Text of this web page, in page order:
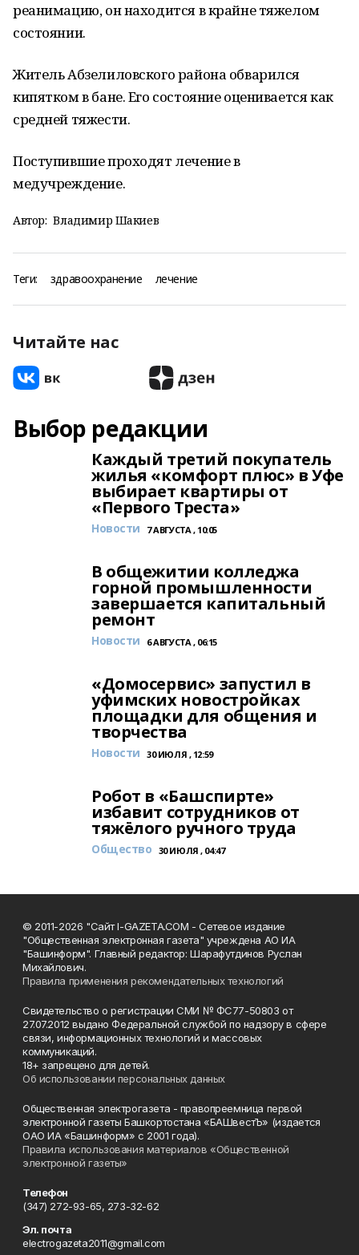
реанимацию, он находится в крайне тяжелом
состоянии.
Житель Абзелиловского района обварился
кипятком в бане. Его состояние оценивается как
средней тяжести.
Поступившие проходят лечение в
медучреждение.
Автор: Владимир Шакиев
Теги: здравоохранение лечение
Читайте нас
Выбор редакции
Каждый третий покупатель
жилья «комфорт плюс» в Уфе
выбирает квартиры от
«Первого Треста»
Новости 7 АВГУСТА , 10:05
В общежитии колледжа
горной промышленности
завершается капитальный
ремонт
Новости 6 АВГУСТА , 06:15
«Домосервис» запустил в
уфимских новостройках
площадки для общения и
творчества
Новости 30 ИЮЛЯ , 12:59
Робот в «Башспирте»
избавит сотрудников от
тяжёлого ручного труда
Общество 30 ИЮЛЯ , 04:47
© 2011-2026 "Сайт I-GAZETA.COM - Сетевое издание
"Общественная электронная газета" учреждена АО ИА
"Башинформ". Главный редактор: Шарафутдинов Руслан
Михайлович.
Правила применения рекомендательных технологий
Свидетельство о регистрации СМИ № ФС77-50803 от
27.07.2012 выдано Федеральной службой по надзору в сфере
связи, информационных технологий и массовых
коммуникаций.
18+ запрещено для детей.
Об использовании персональных данных
Общественная электрогазета - правопреемница первой
электронной газеты Башкортостана «БАШвестЪ» (издается
ОАО ИА «Башинформ» с 2001 года).
Правила использования материалов «Общественной
электронной газеты»
Телефон
(347) 272-93-65, 273-32-62
Эл. почта
electrogazeta2011@gmail.com